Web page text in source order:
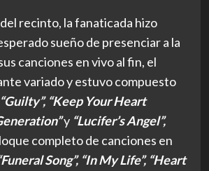
recinto, la fanaticada hizo
sueño de presenciar a la
canciones en vivo al fin, el
variado y estuvo compuesto
“Guilty”, “Keep Your Heart
y “Lucifer’s Angel”,
completo de canciones en
Song”, “In My Life”, “Heart